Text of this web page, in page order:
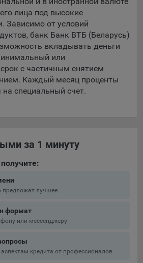
условия работы
например, для настройки
cookie собирают информацию о
сайте и его предпочтениях и
информацию о
городе и других местных
соответствующим образом
о том, как пользователь
позволяют Обществу вносить в них
cookie показывают, какие страницы
чаще всего, помогают
оценить эффективность
у Общества есть возможность
использует информацию для
лица под высокие
Зависимо от условий
банк Банк ВТБ (Беларусь)
вкладывать деньги
или
с частичным снятием
Каждый месяц проценты
на специальный счет.
за 1 минуту
предложат лучшее
формат
или мессенджеру
кредита от профессионалов